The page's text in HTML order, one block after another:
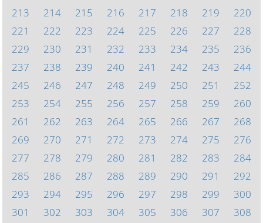
213
214 215 216 217 218 219
220
221
222 223 224 225 226 227
228
229
230 231 232 233 234 235
236
237
238 239 240 241 242 243
244
245
246 247 248 249 250 251
252
253
254 255 256 257 258 259
260
261
262 263 264 265 266 267
268
269
270 271 272 273 274 275
276
277
278 279 280 281 282 283
284
285
286 287 288 289 290 291
292
293
294 295 296 297 298 299
300
301
302 303 304 305 306 307
308